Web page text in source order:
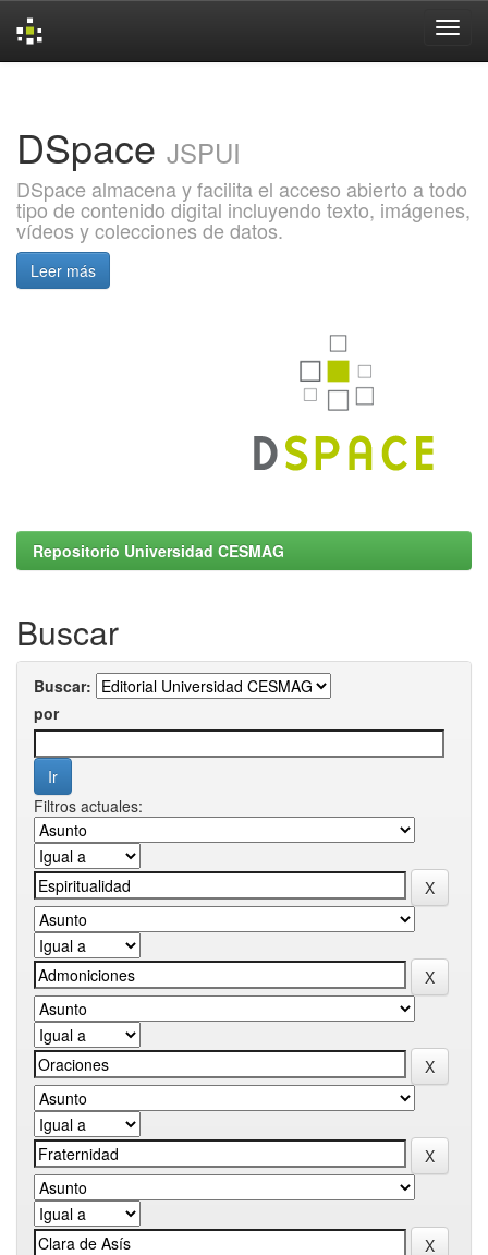
DSpace JSPUI
DSpace almacena y facilita el acceso abierto a todo
tipo de contenido digital incluyendo texto, imágenes,
vídeos y colecciones de datos.
Leer más
Repositorio Universidad CESMAG
Buscar
Buscar:
por
Filtros actuales: